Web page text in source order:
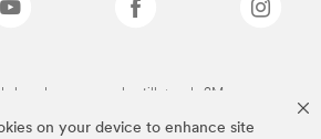
on your device to enhance site
brands er varemærker tilhørende 3M.